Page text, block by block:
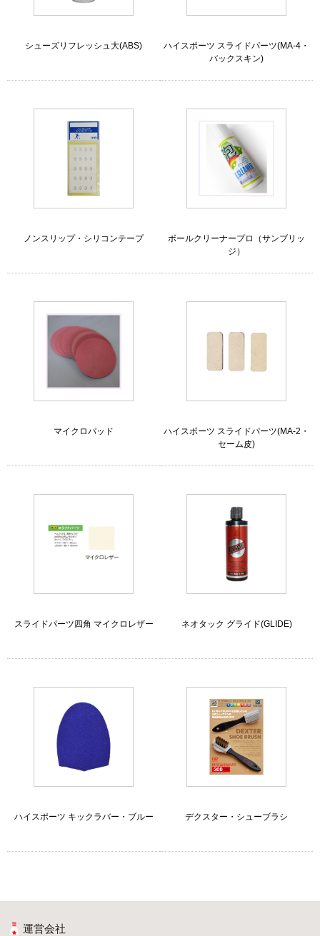
シューズリフレッシュ大(ABS)
ハイスポーツ スライドパーツ(MA-4・
バックスキン)
ノンスリップ・シリコンテープ
ボールクリーナープロ（サンブリッ
ジ）
マイクロパッド
ハイスポーツ スライドパーツ(MA-2・
セーム皮)
スライドパーツ四角 マイクロレザー ネオタック グライド(GLIDE)
ハイスポーツ キックラバー・ブルー デクスター・シューブラシ
運営会社